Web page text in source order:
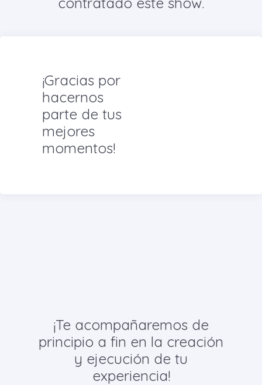
¡Gracias por
hacernos
parte de tus
mejores
momentos!
¡Te acompañaremos de
principio a fin en la creación
y ejecución de tu
experiencia!